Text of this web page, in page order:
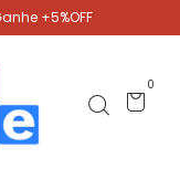
+5%OFF
0